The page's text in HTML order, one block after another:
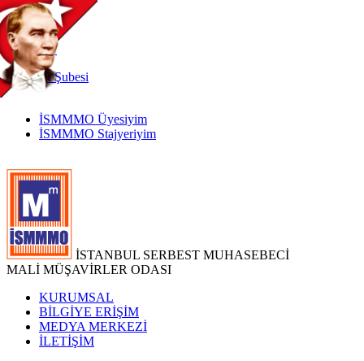
TR
|
EN
İnternetŞubesi
İSMMMO Üyesiyim
İSMMMO Stajyeriyim
İSTANBUL SERBEST MUHASEBECİ
MALİ MÜŞAVİRLER ODASI
KURUMSAL
BİLGİYE ERİŞİM
MEDYA MERKEZİ
İLETİŞİM